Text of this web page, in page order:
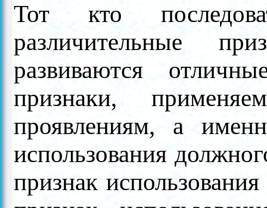
Тот кто
различительные
развиваются
признаки,
проявлениям, а
использования
признак